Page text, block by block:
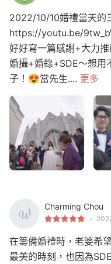
2022/10/10婚禮當天
https://youtu.be/
好好寫一篇感謝+大力
婚攝+婚錄+SDE～想用
子！😍當先生.... 更多
Charming Chou
在籌備婚禮時，老婆希
最美的時刻，也因為